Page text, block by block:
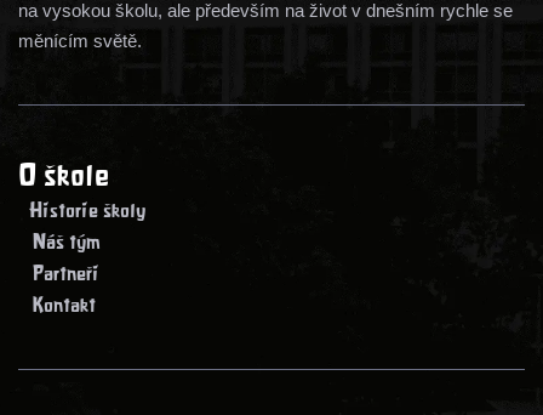
na vysokou školu, ale především na život v dnešním rychle se
měnícím světě.
O škole
> Historie školy
> Náš tým
> Partneři
> Kontakt